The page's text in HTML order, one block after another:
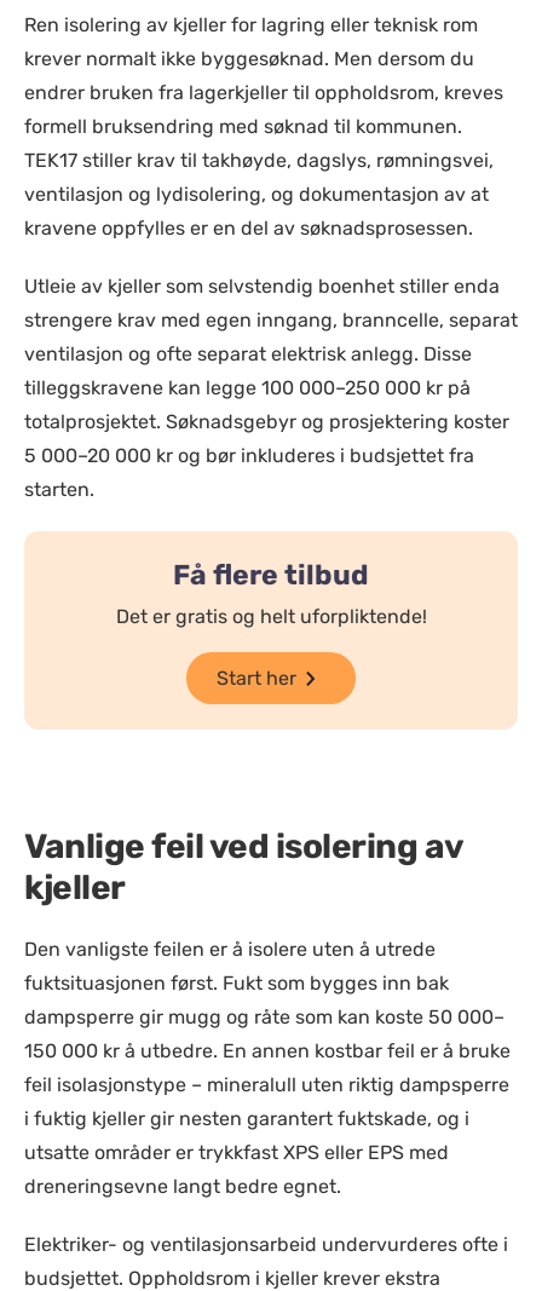
Ren isolering av kjeller for lagring eller teknisk rom
krever normalt ikke byggesøknad. Men dersom du
endrer bruken fra lagerkjeller til oppholdsrom, kreves
formell bruksendring med søknad til kommunen.
TEK17 stiller krav til takhøyde, dagslys, rømningsvei,
ventilasjon og lydisolering, og dokumentasjon av at
kravene oppfylles er en del av søknadsprosessen.
Utleie av kjeller som selvstendig boenhet stiller enda
strengere krav med egen inngang, branncelle, separat
ventilasjon og ofte separat elektrisk anlegg. Disse
tilleggskravene kan legge 100 000–250 000 kr på
totalprosjektet. Søknadsgebyr og prosjektering koster
5 000–20 000 kr og bør inkluderes i budsjettet fra
starten.
Få flere tilbud
Det er gratis og helt uforpliktende!
Start her
Vanlige feil ved isolering av
kjeller
Den vanligste feilen er å isolere uten å utrede
fuktsituasjonen først. Fukt som bygges inn bak
dampsperre gir mugg og råte som kan koste 50 000–
150 000 kr å utbedre. En annen kostbar feil er å bruke
feil isolasjonstype – mineralull uten riktig dampsperre
i fuktig kjeller gir nesten garantert fuktskade, og i
utsatte områder er trykkfast XPS eller EPS med
dreneringsevne langt bedre egnet.
Elektriker- og ventilasjonsarbeid undervurderes ofte i
budsjettet. Oppholdsrom i kjeller krever ekstra